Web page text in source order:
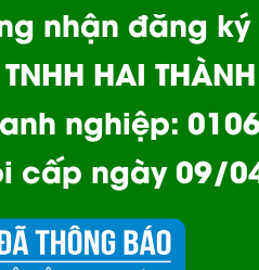
nhận đăng
HAI
nghiệp:
cấp ngày 09/